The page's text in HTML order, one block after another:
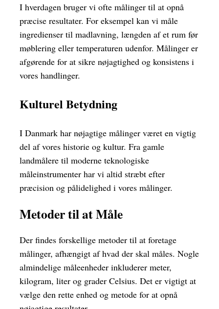
I hverdagen bruger vi ofte målinger til at opnå
præcise resultater. For eksempel kan vi måle
ingredienser til madlavning, længden af et rum før
møblering eller temperaturen udenfor. Målinger er
afgørende for at sikre nøjagtighed og konsistens i
vores handlinger.
Kulturel Betydning
I Danmark har nøjagtige målinger været en vigtig
del af vores historie og kultur. Fra gamle
landmålere til moderne teknologiske
måleinstrumenter har vi altid stræbt efter
præcision og pålidelighed i vores målinger.
Metoder til at Måle
Der findes forskellige metoder til at foretage
målinger, afhængigt af hvad der skal måles. Nogle
almindelige måleenheder inkluderer meter,
kilogram, liter og grader Celsius. Det er vigtigt at
vælge den rette enhed og metode for at opnå